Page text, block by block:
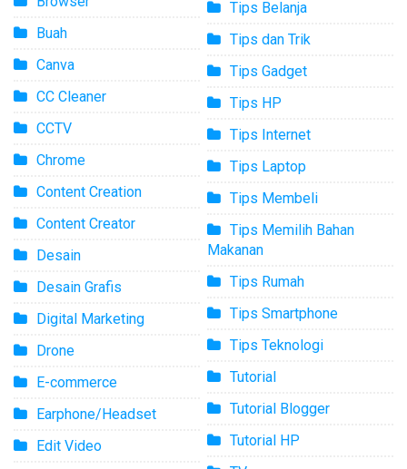
Buah
Canva
CC Cleaner
CCTV
Chrome
Content Creation
Content Creator
Desain
Desain Grafis
Digital Marketing
Drone
E-commerce
Earphone/Headset
Edit Video
Tips Belanja
Tips dan Trik
Tips Gadget
Tips HP
Tips Internet
Tips Laptop
Tips Membeli
Tips Memilih Bahan
Makanan
Tips Rumah
Tips Smartphone
Tips Teknologi
Tutorial
Tutorial Blogger
Tutorial HP